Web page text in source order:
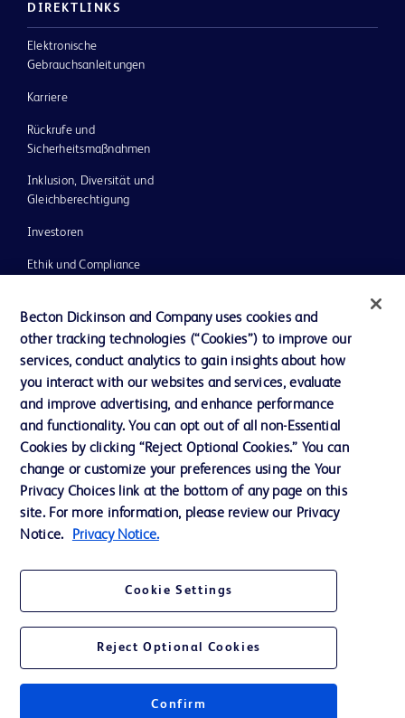
DIREKTLINKS
Elektronische
Gebrauchsanleitungen
Karriere
Rückrufe und
Sicherheitsmaßnahmen
Inklusion, Diversität und
Gleichberechtigung
Investoren
Ethik und Compliance
Neuigkeiten, Medien und Blogs
Support
AGB
Kontaktieren Sie uns
Cookie-Einstellungen
Nutzungsbedingungen
© 2026 BD. Alle Rechte vorbehalten. BD und das BD-Logo sind Marken von
Becton Dickinson and Company uses cookies and
other tracking technologies (“Cookies”) to improve our
services, conduct analytics to gain insights about how
you interact with our websites and services, evaluate
and improve advertising, and enhance performance
and functionality. You can opt out of all non-Essential
Cookies by clicking “Reject Optional Cookies.” You can
change or customize your preferences using the Your
Privacy Choices link at the bottom of any page on this
site. For more information, please review our Privacy
Notice.
Privacy Notice.
Cookie Settings
Reject Optional Cookies
Confirm